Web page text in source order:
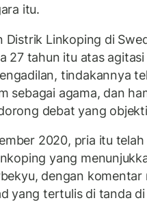
itu.
Distrik Linkoping di
27 tahun itu atas
tindakannya
sebagai agama, dan
debat yang
2020, pria itu
yang
dengan
yang tertulis di tanda